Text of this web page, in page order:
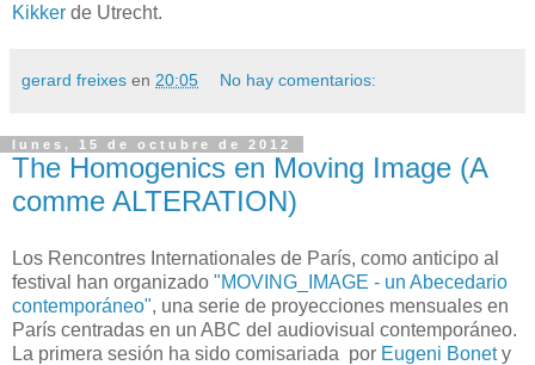
Kikker de Utrecht.
gerard freixes en 20:05 No hay comentarios:
lunes, 15 de octubre de 2012
The Homogenics en Moving Image (A
comme ALTERATION)
Los Rencontres Internationales de París, como anticipo al
festival han organizado "MOVING_IMAGE - un Abecedario
contemporáneo", una serie de proyecciones mensuales en
París centradas en un ABC del audiovisual contemporáneo.
La primera sesión ha sido comisariada por Eugeni Bonety